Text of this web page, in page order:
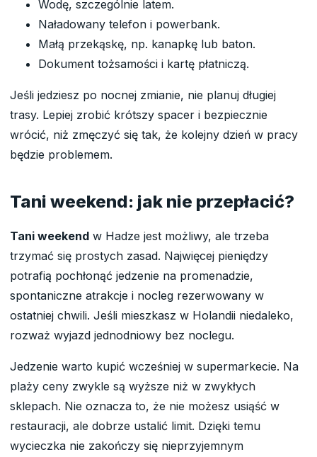
Wodę, szczególnie latem.
Naładowany telefon i powerbank.
Małą przekąskę, np. kanapkę lub baton.
Dokument tożsamości i kartę płatniczą.
Jeśli jedziesz po nocnej zmianie, nie planuj długiej
trasy. Lepiej zrobić krótszy spacer i bezpiecznie
wrócić, niż zmęczyć się tak, że kolejny dzień w pracy
będzie problemem.
Tani weekend: jak nie przepłacić?
Tani weekend w Hadze jest możliwy, ale trzeba
trzymać się prostych zasad. Najwięcej pieniędzy
potrafią pochłonąć jedzenie na promenadzie,
spontaniczne atrakcje i nocleg rezerwowany w
ostatniej chwili. Jeśli mieszkasz w Holandii niedaleko,
rozważ wyjazd jednodniowy bez noclegu.
Jedzenie warto kupić wcześniej w supermarkecie. Na
plaży ceny zwykle są wyższe niż w zwykłych
sklepach. Nie oznacza to, że nie możesz usiąść w
restauracji, ale dobrze ustalić limit. Dzięki temu
wycieczka nie zakończy się nieprzyjemnym